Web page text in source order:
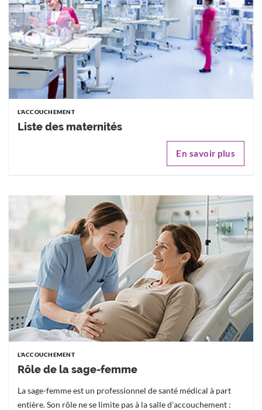
L'ACCOUCHEMENT
Liste des maternités
En savoir plus
L'ACCOUCHEMENT
Rôle de la sage-femme
La sage-femme est un professionnel de santé médical à part
entière. Son rôle ne se limite pas à la salle d'accouchement :